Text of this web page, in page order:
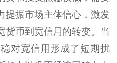
提振市场主体信心，激发
货币到宽信用的转变。当
对宽信用形成了短期扰